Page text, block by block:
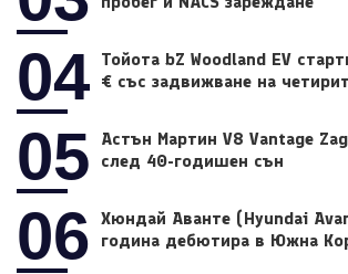
04 Тойота bZ Woodland EV
€ със задвижване на
05
Астън Мартин V8 Vantage
след 40-годишен сън
06
Хюндай Аванте (Hyundai
година дебютира в Южна